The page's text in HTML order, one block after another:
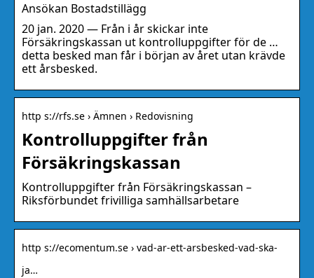
Ansökan Bostadstillägg
20 jan. 2020 — Från i år skickar inte
Försäkringskassan ut kontrolluppgifter för de …
detta besked man får i början av året utan krävde
ett årsbesked.
http s://rfs.se › Ämnen › Redovisning
Kontrolluppgifter från
Försäkringskassan
Kontrolluppgifter från Försäkringskassan –
Riksförbundet frivilliga samhällsarbetare
http s://ecomentum.se › vad-ar-ett-arsbesked-vad-ska-
ja…